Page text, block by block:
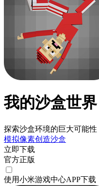
我的沙盒世界
探索沙盒环境的巨大可能性
模拟像素创造沙盒
立即下载
官方正版
使用小米游戏中心APP下载